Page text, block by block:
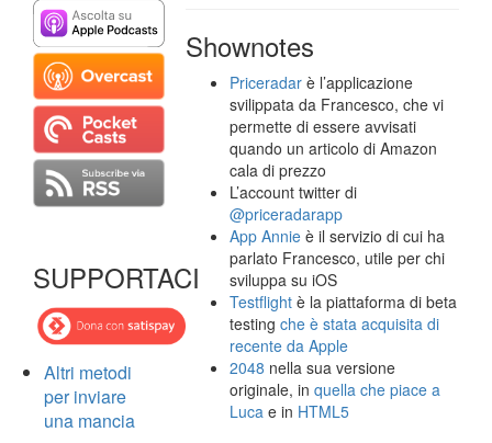
SUPPORTACI
Altri metodi
per inviare
una mancia
Shownotes
Priceradar è l’applicazione
svilippata da Francesco, che vi
permette di essere avvisati
quando un articolo di Amazon
cala di prezzo
L’account twitter di
@priceradarapp
App Annie è il servizio di cui ha
parlato Francesco, utile per chi
sviluppa su iOS
Testflight è la piattaforma di beta
testingche è stata acquisita di
recente da Apple
2048 nella sua versione
originale, inquella che piace a
Luca e in HTML5